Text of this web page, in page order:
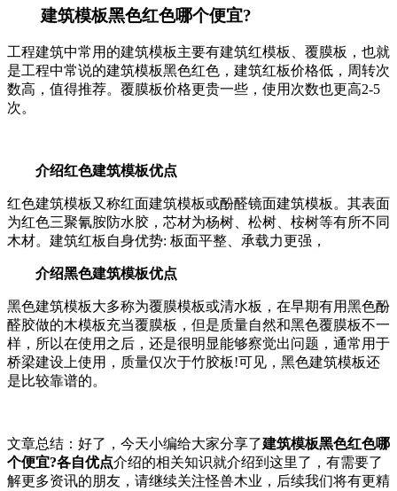
建筑模板黑色红色哪个便宜?
工程建筑中常用的建筑模板主要有建筑红模板、覆膜板，也就
是工程中常说的建筑模板黑色红色，建筑红板价格低，周转次
数高，值得推荐。覆膜板价格更贵一些，使用次数也更高2-5
次。
介绍红色建筑模板优点
红色建筑模板又称红面建筑模板或酚醛镜面建筑模板。其表面
为红色三聚氰胺防水胶，芯材为杨树、松树、桉树等有所不同
木材。建筑红板自身优势: 板面平整、承载力更强，
介绍黑色建筑模板优点
黑色建筑模板大多称为覆膜模板或清水板，在早期有用黑色酚
醛胶做的木模板充当覆膜板，但是质量自然和黑色覆膜板不一
样，所以在使用之后，还是很明显能够察觉出问题，通常用于
桥梁建设上使用，质量仅次于竹胶板!可见，黑色建筑模板还
是比较靠谱的。
文章总结：好了，今天小编给大家分享了建筑模板黑色红色哪
个便宜?各自优点介绍的相关知识就介绍到这里了，有需要了
解更多资讯的朋友，请继续关注怪兽木业，后续我们将有更精